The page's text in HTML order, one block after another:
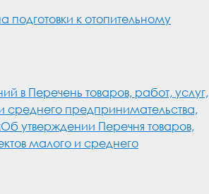
подготовки к отопительному
в Перечень товаров, работ, услуг,
среднего предпринимательства,
утверждении Перечня товаров,
малого и среднего